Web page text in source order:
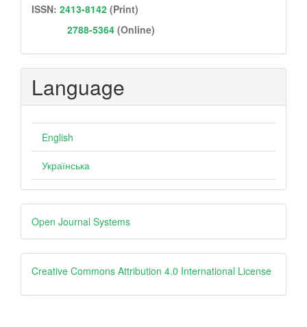
ISSN: 2413-8142 (Print)
2788-5364 (Online)
Language
English
Українська
Developed
By
Open Journal Systems
Creative
Creative Commons Attribution 4.0 International License